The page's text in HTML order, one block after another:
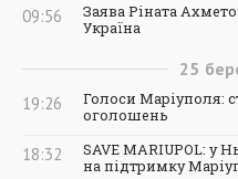
09:56
Заява Ріната
Україна
25
19:26
Голоси Маріуполя:
оголошень
18:32
SAVE MARIUPOL:
на підтримку